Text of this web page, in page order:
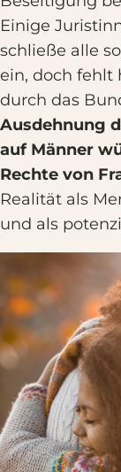
Einige
schließe alle
ein, doch fehlt
durch das
Ausdehnung
auf Männer
Rechte von
Realität als
und als